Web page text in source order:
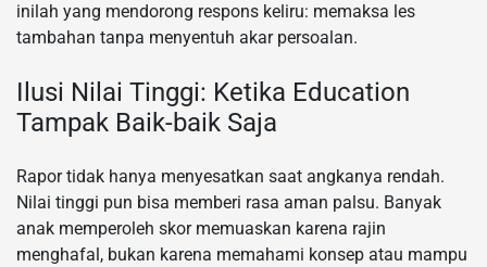
inilah yang mendorong respons keliru: memaksa les
tambahan tanpa menyentuh akar persoalan.
Ilusi Nilai Tinggi: Ketika Education
Tampak Baik-baik Saja
Rapor tidak hanya menyesatkan saat angkanya rendah.
Nilai tinggi pun bisa memberi rasa aman palsu. Banyak
anak memperoleh skor memuaskan karena rajin
menghafal, bukan karena memahami konsep atau mampu